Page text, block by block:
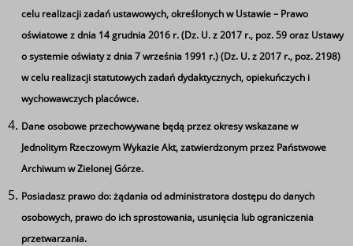
13.45 –
14.30
biznes 103
14.30 –
15.15
Ta strona wykorzystuje pliki cookie
Używamy informacji zapisanych za pomocą plików
celu realizacji zadań ustawowych, określonych w Ustawie – Prawo
oświatowe z dnia 14 grudnia 2016 r. (Dz. U. z 2017 r., poz. 59 oraz Ustawy
o systemie oświaty z dnia 7 września 1991 r.) (Dz. U. z 2017 r., poz. 2198)
w celu realizacji statutowych zadań dydaktycznych, opiekuńczych i
wychowawczych placówce.
Dane osobowe przechowywane będą przez okresy wskazane w
Jednolitym Rzeczowym Wykazie Akt, zatwierdzonym przez Państwowe
Archiwum w Zielonej Górze.
Posiadasz prawo do: żądania od administratora dostępu do danych
osobowych, prawo do ich sprostowania, usunięcia lub ograniczenia
przetwarzania.